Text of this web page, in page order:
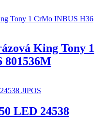
King Tony 1
801536M
LED 24538